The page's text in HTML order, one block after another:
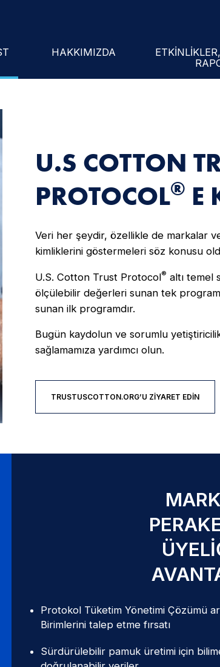
Protocol®
HAKKIMIZDA
Raporlar
Basın
U.S COTTON
PROTOCOL® E
Veri her şeydir, özellikle de markalar
kimliklerini göstermeleri söz konusu
U.S. Cotton Trust Protocol® altı temel
ölçülebilir değerleri sunan tek
sunan ilk programdır.
Bugün kaydolun ve sorumlu
sağlamamıza yardımcı olun.
TRUSTUSCOTTON.ORG’U ZIYARET EDIN
Protokol Tüketim Yönetimi Çözümü
Birimlerini talep etme fırsatı
Sürdürülebilir pamuk üretimi için